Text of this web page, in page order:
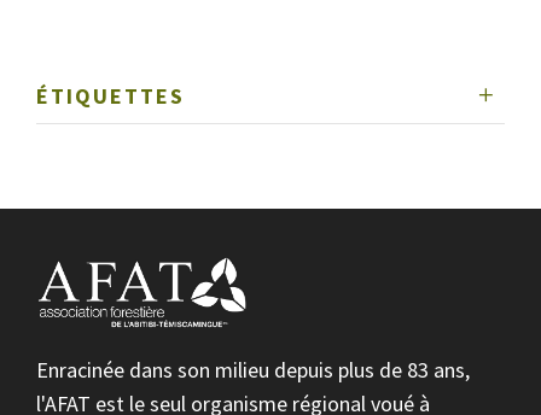
ÉTIQUETTES
Enracinée dans son milieu depuis plus de 83 ans,
l'AFAT est le seul organisme régional voué à